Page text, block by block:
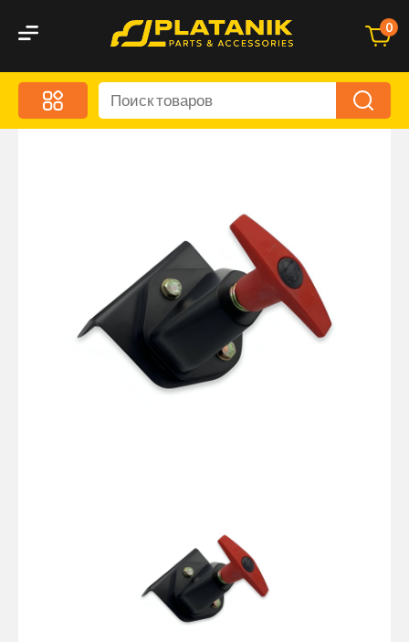
0
Меню
Акционные предложения
Оптика и светотехника
Брызговики
Запчасти кузова и зеркала
Малый коммерческий транспорт
Маркировочные знаки и светоотражатели
Автономное отопление и
кондиционировани
Стяжные ремни и тросы